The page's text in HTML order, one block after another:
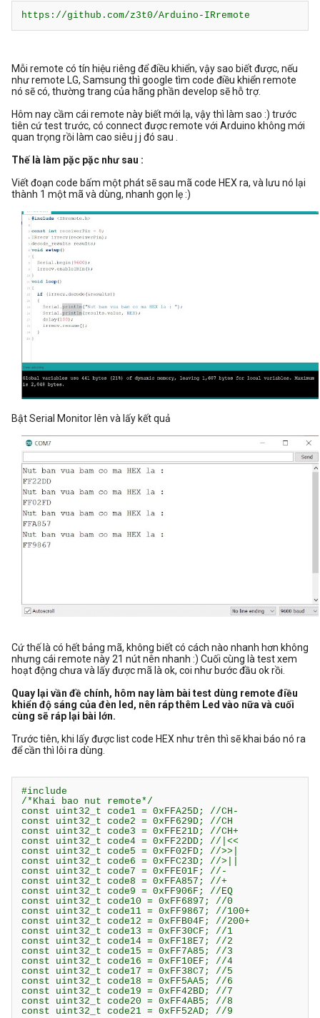
https://github.com/z3t0/Arduino-IRremote
Mỗi remote có tín hiệu riêng để điều khiển, vậy sao biết được, nếu
như remote LG, Samsung thì google tìm code điều khiển remote
nó sẽ có, thường trang của hãng phần develop sẽ hỗ trợ.
Hôm nay cầm cái remote này biết mới lạ, vậy thì làm sao :) trước
tiên cứ test trước, có connect được remote với Arduino không mới
quan trọng rồi làm cao siêu j j đó sau .
Thế là làm pặc pặc như sau :
Viết đoạn code bấm một phát sẽ sau mã code HEX ra, và lưu nó lại
thành 1 một mã và dùng, nhanh gọn lẹ :)
Bật Serial Monitor lên và lấy kết quả
Cứ thế là có hết bảng mã, không biết có cách nào nhanh hơn không
nhưng cái remote này 21 nút nên nhanh :) Cuối cùng là test xem
hoạt động chưa và lấy được mã là ok, coi như bước đầu ok rồi.
Quay lại vần đề chính, hôm nay làm bài test dùng remote điều
khiển độ sáng của đèn led, nên ráp thêm Led vào nữa và cuối
cùng sẽ ráp lại bài lớn.
Trước tiên, khi lấy được list code HEX như trên thì sẽ khai báo nó ra
để cần thì lôi ra dùng.
#include
/*Khai bao nut remote*/
const uint32_t code1 = 0xFFA25D; //CH-
const uint32_t code2 = 0xFF629D; //CH
const uint32_t code3 = 0xFFE21D; //CH+
const uint32_t code4 = 0xFF22DD; //|<<
const uint32_t code5 = 0xFF02FD; //>>|
const uint32_t code6 = 0xFFC23D; //>||
const uint32_t code7 = 0xFFE01F; //-
const uint32_t code8 = 0xFFA857; //+
const uint32_t code9 = 0xFF906F; //EQ
const uint32_t code10 = 0xFF6897; //0
const uint32_t code11 = 0xFF9867; //100+
const uint32_t code12 = 0xFFB04F; //200+
const uint32_t code13 = 0xFF30CF; //1
const uint32_t code14 = 0xFF18E7; //2
const uint32_t code15 = 0xFF7A85; //3
const uint32_t code16 = 0xFF10EF; //4
const uint32_t code17 = 0xFF38C7; //5
const uint32_t code18 = 0xFF5AA5; //6
const uint32_t code19 = 0xFF42BD; //7
const uint32_t code20 = 0xFF4AB5; //8
const uint32_t code21 = 0xFF52AD; //9